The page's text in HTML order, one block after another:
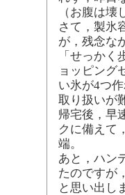
（お腹は壊
さて，製氷
が，残念な
「せっか
ョッピング
い氷が4つ
取り扱いが
帰宅後，早
クに備えて
端。
あと，ハン
たのですが
と思い出し